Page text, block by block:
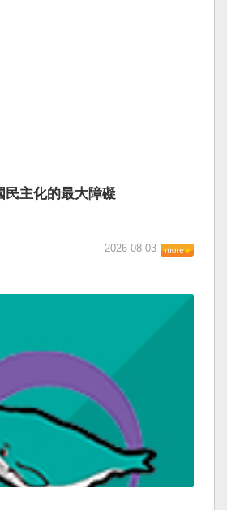
民主化的最大障礙
2026-08-03